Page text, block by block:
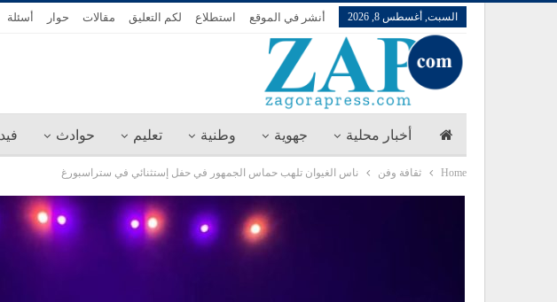
السبت, أغسطس 8, 2026 أنشر في الموقع استطلاع لكم التعليق مقالات حوار أسئلة
أخبار محلية جهوية وطنية تعليم حوادث
Home ثقافة وفن ناس الغيوان تلهب حماس الجمهور في حفل إستثنائي في ستراسبورغ